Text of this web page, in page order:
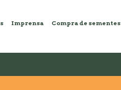
Imprensa Compra de sementes